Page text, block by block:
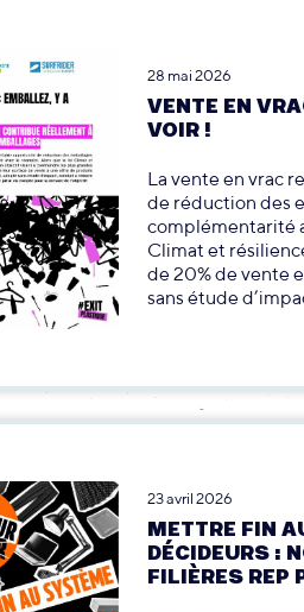
28 mai 2026
VENTE EN
VOIR !
La vente en vrac
de réduction des
complémentarité
Climat et
de 20% de vente
sans étude
23 avril 2026
METTRE FIN
DÉCIDEURS :
FILIÈRES REP